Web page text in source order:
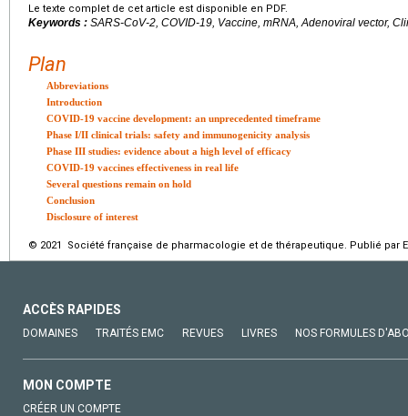
Le texte complet de cet article est disponible en PDF.
Keywords : SARS-CoV-2, COVID-19, Vaccine, mRNA, Adenoviral vector,
Plan
Abbreviations
Introduction
COVID-19 vaccine development: an unprecedented timeframe
Phase I/II clinical trials: safety and immunogenicity analysis
Phase III studies: evidence about a high level of efficacy
COVID-19 vaccines effectiveness in real life
Several questions remain on hold
Conclusion
Disclosure of interest
© 2021 Société française de pharmacologie et de thérapeutique. Publié par
ACCÈS RAPIDES
DOMAINES TRAITÉS EMC REVUES LIVRES NOS FORMULES
MON COMPTE
CRÉER UN COMPTE